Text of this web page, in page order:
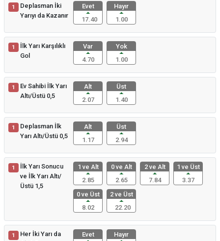
1
Deplasman İki
Yarıyı da Kazanır
Evet
17.40
Hayır
1.00
1
İlk Yarı Karşılıklı
Gol
Var
4.70
Yok
1.00
1
Ev Sahibi İlk Yarı
Altı/Üstü 0,5
Alt
2.07
Üst
1.40
1
Deplasman İlk
Yarı Altı/Üstü 0,5
Alt
1.17
Üst
2.94
1
İlk Yarı Sonucu
ve İlk Yarı Altı/
Üstü 1,5
1 ve Alt
2.85
0 ve Alt
2.65
2 ve Alt
7.84
1 ve Üst
3.37
0 ve Üst
8.02
2 ve Üst
22.20
1
Her İki Yarı da
Evet
Hayır